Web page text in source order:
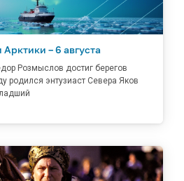
– 6 августа
Розмыслов достиг берегов
родился энтузиаст Севера Яков